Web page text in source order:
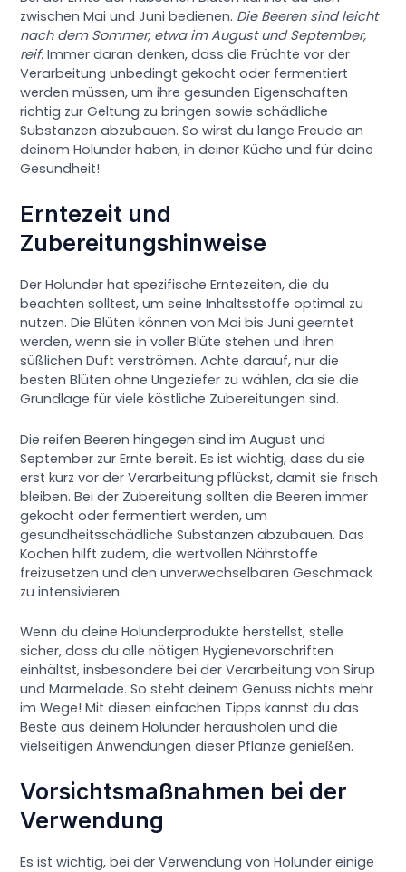
zwischen Mai und Juni bedienen. Die Beeren sind leicht
nach dem Sommer, etwa im August und September,
reif. Immer daran denken, dass die Früchte vor der
Verarbeitung unbedingt gekocht oder fermentiert
werden müssen, um ihre gesunden Eigenschaften
richtig zur Geltung zu bringen sowie schädliche
Substanzen abzubauen. So wirst du lange Freude an
deinem Holunder haben, in deiner Küche und für deine
Gesundheit!
Erntezeit und
Zubereitungshinweise
Der Holunder hat spezifische Erntezeiten, die du
beachten solltest, um seine Inhaltsstoffe optimal zu
nutzen. Die Blüten können von Mai bis Juni geerntet
werden, wenn sie in voller Blüte stehen und ihren
süßlichen Duft verströmen. Achte darauf, nur die
besten Blüten ohne Ungeziefer zu wählen, da sie die
Grundlage für viele köstliche Zubereitungen sind.
Die reifen Beeren hingegen sind im August und
September zur Ernte bereit. Es ist wichtig, dass du sie
erst kurz vor der Verarbeitung pflückst, damit sie frisch
bleiben. Bei der Zubereitung sollten die Beeren immer
gekocht oder fermentiert werden, um
gesundheitsschädliche Substanzen abzubauen. Das
Kochen hilft zudem, die wertvollen Nährstoffe
freizusetzen und den unverwechselbaren Geschmack
zu intensivieren.
Wenn du deine Holunderprodukte herstellst, stelle
sicher, dass du alle nötigen Hygienevorschriften
einhältst, insbesondere bei der Verarbeitung von Sirup
und Marmelade. So steht deinem Genuss nichts mehr
im Wege! Mit diesen einfachen Tipps kannst du das
Beste aus deinem Holunder herausholen und die
vielseitigen Anwendungen dieser Pflanze genießen.
Vorsichtsmaßnahmen bei der
Verwendung
Es ist wichtig, bei der Verwendung von Holunder einige